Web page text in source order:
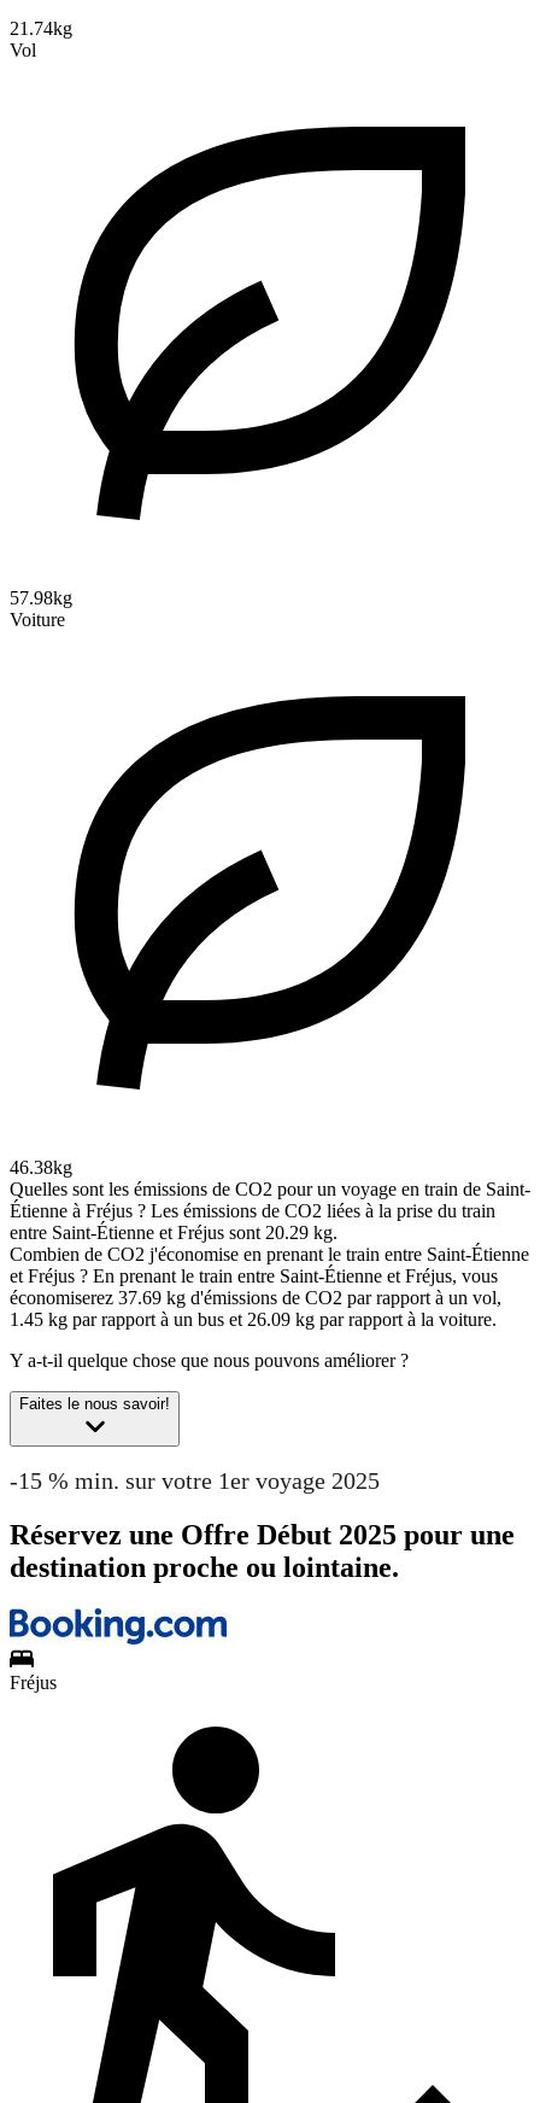
21.74kg
Vol
57.98kg
Voiture
46.38kg
Quelles sont les émissions de CO2 pour un voyage en train de Saint-
Étienne à Fréjus ? Les émissions de CO2 liées à la prise du train
entre Saint-Étienne et Fréjus sont 20.29 kg.
Combien de CO2 j'économise en prenant le train entre Saint-Étienne
et Fréjus ? En prenant le train entre Saint-Étienne et Fréjus, vous
économiserez 37.69 kg d'émissions de CO2 par rapport à un vol,
1.45 kg par rapport à un bus et 26.09 kg par rapport à la voiture.
Y a-t-il quelque chose que nous pouvons améliorer ?
Faites le nous savoir!
-15 % min. sur votre 1er voyage 2025
Réservez une Offre Début 2025 pour une
destination proche ou lointaine.
Fréjus